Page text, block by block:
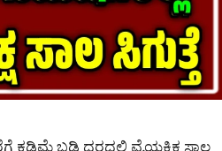
ಕಡಿಮೆ ಬಡ್ಡಿ ದರದಲ್ಲಿ ವೈಯಕ್ತಿಕ ಸಾಲ